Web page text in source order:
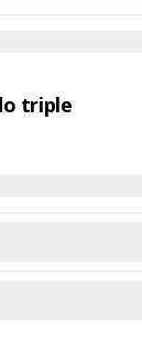
triple